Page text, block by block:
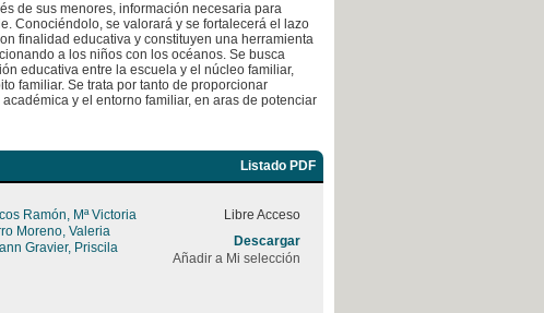
de sus menores, información necesaria para
Conociéndolo, se valorará y se fortalecerá el lazo
finalidad educativa y constituyen una herramienta
a los niños con los océanos. Se busca
educativa entre la escuela y el núcleo familiar,
familiar. Se trata por tanto de proporcionar
y el entorno familiar, en aras de potenciar
Listado PDF
Ramón, Mª Victoria
Moreno, Valeria
Gravier, Priscila
Libre Acceso
Descargar
Añadir a Mi selección